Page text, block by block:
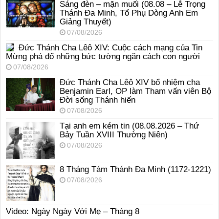
Sáng đèn – mặn muối (08.08 – Lễ Trọng
Thánh Đa Minh, Tổ Phụ Dòng Anh Em
Giảng Thuyết)
07/08/2026
Đức Thánh Cha Lêô XIV: Cuộc cách mạng của Tin
Mừng phá đổ những bức tường ngăn cách con người
07/08/2026
Đức Thánh Cha Lêô XIV bổ nhiệm cha
Benjamin Earl, OP làm Tham vấn viên Bộ
Đời sống Thánh hiến
07/08/2026
Tại anh em kém tin (08.08.2026 – Thứ
Bảy Tuần XVIII Thường Niên)
07/08/2026
8 Tháng Tám Thánh Ða Minh (1172-1221)
07/08/2026
Video: Ngày Ngày Với Mẹ – Tháng 8